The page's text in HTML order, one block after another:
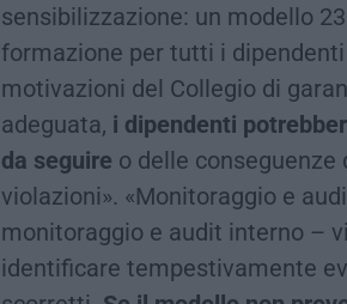
sensibilizzazione: un modello
formazione per tutti i
motivazioni del Collegio di
adeguata, i dipendenti
da seguire o delle
violazioni». «Monitoraggio e
monitoraggio e audit interno –
identificare tempestivamente